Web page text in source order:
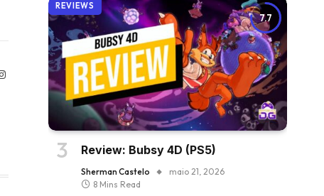
Instagram
7.7
REVIEWS
Review: Bubsy 4D (PS5)
Sherman Castelo
maio 21, 2026
8 Mins Read